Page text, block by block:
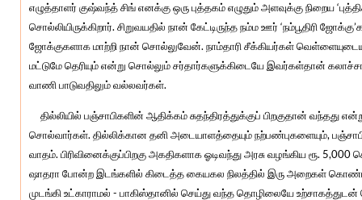
எழுத்தாளர் குஷ்வந்த் சிங் எனக்கு ஒரு புத்தகம் எழுதும் அளவுக்கு நிறைய
சொல்லியிருக்கிறார். சிறுவயதில் நான் கேட்டிருந்த நம்ம ஊர் ‘நம்பூதிரி
ஜோக்குகளாக மாற்றி நான் சொல்லுவேன். நாம்தாரி சீக்கியர்கள்
மட்டுமே தெரியும் என்று சொல்லும் சர்தார்களுக்கிடையே இவர்கள்தான்
வாணி பாடுவதிலும் வல்லவர்கள்.
தில்லியில் பஞ்சாபிகளின் ஆதிக்கம் சுதந்திரத்துக்குப் பிறகுதான் வந்தது
சொல்வார்கள். தில்லிக்கான தனி அடையாளத்தையும் நற்பண்புகளையும்,
வாதம். பிரிவினைக்குப்பிறகு அகதிகளாக ஓடிவந்து அரசு வழங்கிய ரூ.
ஷாதரா போன்ற இடங்களில் கிடைத்த கையகல நிலத்தில் இரு அறைகள்
முடங்கி உட்காராமல் - பாகிஸ்தானில் செய்து வந்த தொழிலையே